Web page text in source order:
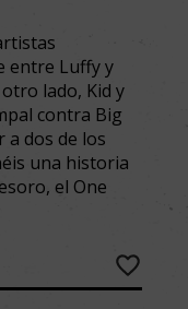
entre Luffy y
lado, Kid y
contra Big
a dos de los
una historia
el One